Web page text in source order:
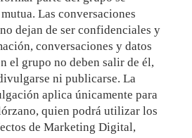
Las conversaciones
dejan de ser confidenciales y
conversaciones y datos
el grupo no deben salir de él,
ni publicarse. La
aplica únicamente para
quien podrá utilizar los
de Marketing Digital,